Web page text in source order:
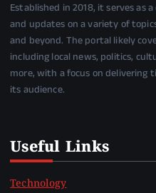
Established in 2018, it serves as
and updates on a variety of
and beyond. The portal likely
including local news, politics,
more, with a focus on delivering
its audience.
Useful Links
Technology